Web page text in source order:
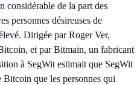
considérable de la part des
personnes désireuses de
Dirigée par Roger Ver,
et par Bitmain, un fabricant
à SegWit estimait que SegWit
Bitcoin que les personnes qui